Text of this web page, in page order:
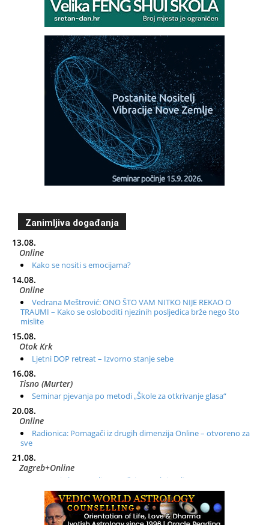
Zanimljiva događanja
13.08.
Online
Kako se nositi s emocijama?
14.08.
Online
Vedrana Meštrović: ONO ŠTO VAM NITKO NIJE REKAO O
TRAUMI – Kako se osloboditi njezinih posljedica brže nego što
mislite
15.08.
Otok Krk
Ljetni DOP retreat – Izvorno stanje sebe
16.08.
Tisno (Murter)
Seminar pjevanja po metodi „Škole za otkrivanje glasa“
20.08.
Online
Radionica: Pomagači iz drugih dimenzija Online – otvoreno za
sve
21.08.
Zagreb+Online
Osnovni ThetaHealing® tečaj, Zagreb i Online
Zagreb
Osnovna radionica za izscjeljivanje pranom (Basic Pranic